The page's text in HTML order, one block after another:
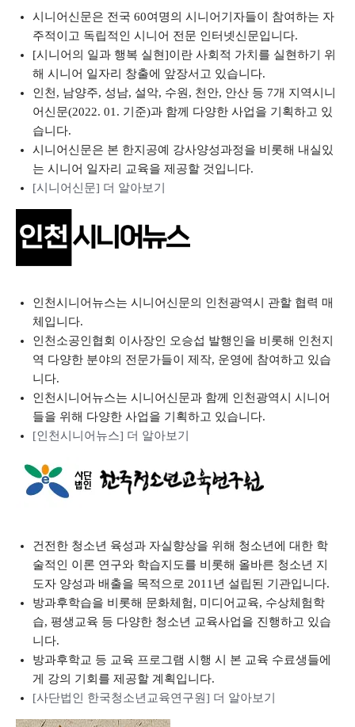
시니어신문은 전국 60여명의 시니어기자들이 참여하는 자
주적이고 독립적인 시니어 전문 인터넷신문입니다.
[시니어의 일과 행복 실현]이란 사회적 가치를 실현하기 위
해 시니어 일자리 창출에 앞장서고 있습니다.
인천, 남양주, 성남, 설악, 수원, 천안, 안산 등 7개 지역시니
어신문(2022. 01. 기준)과 함께 다양한 사업을 기획하고 있
습니다.
시니어신문은 본 한지공예 강사양성과정을 비롯해 내실있
는 시니어 일자리 교육을 제공할 것입니다.
[시니어신문] 더 알아보기
인천시니어뉴스는 시니어신문의 인천광역시 관할 협력 매
체입니다.
인천소공인협회 이사장인 오승섭 발행인을 비롯해 인천지
역 다양한 분야의 전문가들이 제작, 운영에 참여하고 있습
니다.
인천시니어뉴스는 시니어신문과 함께 인천광역시 시니어
들을 위해 다양한 사업을 기획하고 있습니다.
[인천시니어뉴스] 더 알아보기
건전한 청소년 육성과 자실향상을 위해 청소년에 대한 학
술적인 이론 연구와 학습지도를 비롯해 올바른 청소년 지
도자 양성과 배출을 목적으로 2011년 설립된 기관입니다.
방과후학습을 비롯해 문화체험, 미디어교육, 수상체험학
습, 평생교육 등 다양한 청소년 교육사업을 진행하고 있습
니다.
방과후학교 등 교육 프로그램 시행 시 본 교육 수료생들에
게 강의 기회를 제공할 계획입니다.
[사단법인 한국청소년교육연구원] 더 알아보기